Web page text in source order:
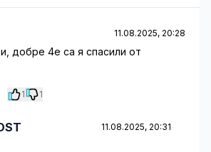
11.08.2025, 20:28
добре 4е са я спасили от
1 1
11.08.2025, 20:31